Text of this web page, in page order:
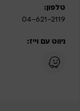
טלפון:
04-621-2119
ניווט עם וייז: